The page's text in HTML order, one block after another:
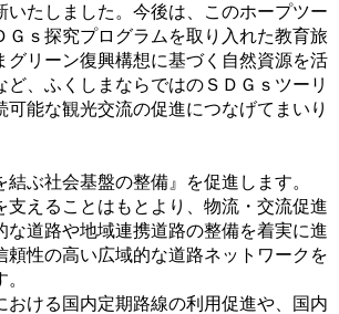
いたしました。今後は、このホープツー
Ｇｓ探究プログラムを取り入れた教育旅
グリーン復興構想に基づく自然資源を活
ど、ふくしまならではのＳＤＧｓツーリ
可能な観光交流の促進につなげてまいり
ぶ社会基盤の整備』を促進します。
えることはもとより、物流・交流促進
な道路や地域連携道路の整備を着実に進
頼性の高い広域的な道路ネットワークを
ける国内定期路線の利用促進や、国内